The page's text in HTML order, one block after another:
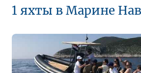
1 яхты в Марине